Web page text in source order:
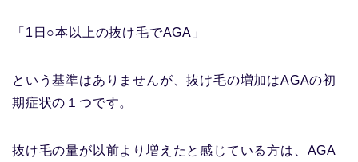
「1日○本以上の抜け毛でAGA」
という基準はありませんが、抜け毛の増加はAGAの初
期症状の１つです。
抜け毛の量が以前より増えたと感じている方は、AGA